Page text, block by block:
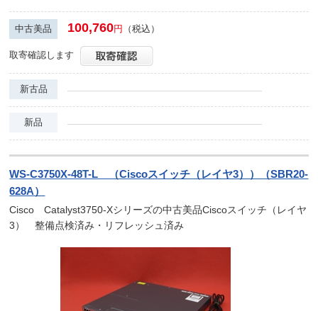
中古美品 100,760円 （税込）
取寄確認します
新古品
新品
WS-C3750X-48T-L （Ciscoスイッチ（レイヤ3））（SBR20-
628A）
Cisco Catalyst3750-Xシリーズの中古美品Ciscoスイッチ（レイヤ
3） 整備点検済み・リフレッシュ済み